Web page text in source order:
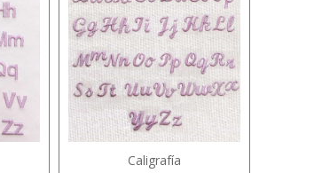
Caligrafía